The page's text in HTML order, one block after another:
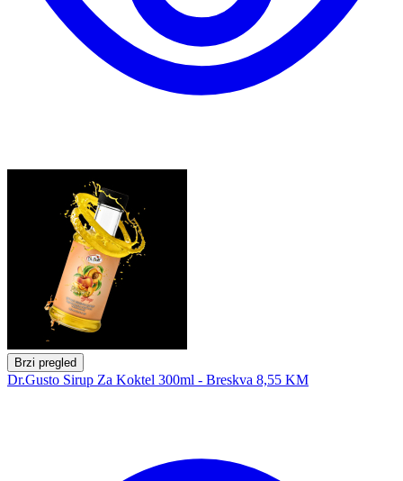
Brzi pregled
Dr.Gusto Sirup Za Koktel 300ml - Breskva 8,55 KM